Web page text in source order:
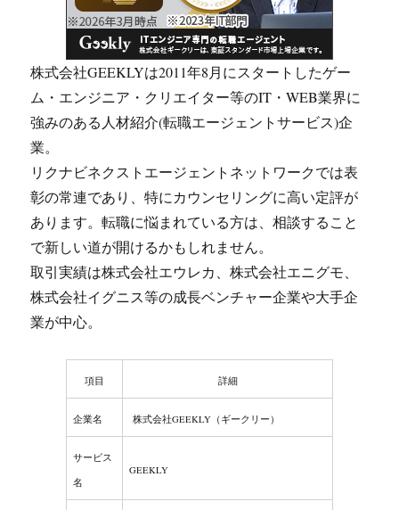
株式会社GEEKLYは2011年8月にスタートしたゲー
ム・エンジニア・クリエイター等のIT・WEB業界に
強みのある人材紹介(転職エージェントサービス)企
業。
リクナビネクストエージェントネットワークでは表
彰の常連であり、特にカウンセリングに高い定評が
あります。転職に悩まれている方は、相談すること
で新しい道が開けるかもしれません。
取引実績は株式会社エウレカ、株式会社エニグモ、
株式会社イグニス等の成長ベンチャー企業や大手企
業が中心。
項目 詳細
企業名 株式会社GEEKLY（ギークリー）
サービス
名
GEEKLY